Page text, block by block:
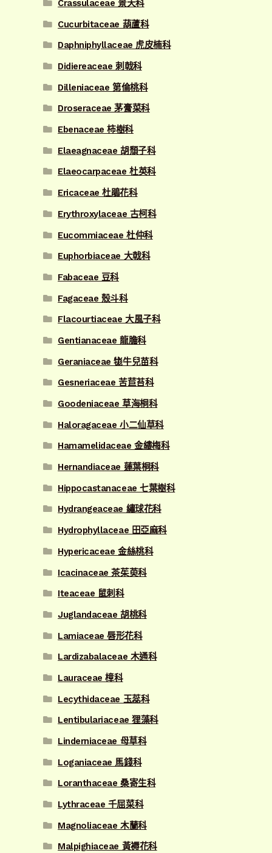
Crassulaceae 景天科
Cucurbitaceae 葫蘆科
Daphniphyllaceae 虎皮楠科
Didiereaceae 刺戟科
Dilleniaceae 第倫桃科
Droseraceae 茅膏菜科
Ebenaceae 柿樹科
Elaeagnaceae 胡頹子科
Elaeocarpaceae 杜英科
Ericaceae 杜鵑花科
Erythroxylaceae 古柯科
Eucommiaceae 杜仲科
Euphorbiaceae 大戟科
Fabaceae 豆科
Fagaceae 殼斗科
Flacourtiaceae 大風子科
Gentianaceae 龍膽科
Geraniaceae 牻牛兒苗科
Gesneriaceae 苦苣苔科
Goodeniaceae 草海桐科
Haloragaceae 小二仙草科
Hamamelidaceae 金縷梅科
Hernandiaceae 蓮葉桐科
Hippocastanaceae 七葉樹科
Hydrangeaceae 繡球花科
Hydrophyllaceae 田亞麻科
Hypericaceae 金絲桃科
Icacinaceae 茶茱萸科
Iteaceae 鼠刺科
Juglandaceae 胡桃科
Lamiaceae 唇形花科
Lardizabalaceae 木通科
Lauraceae 樟科
Lecythidaceae 玉蕊科
Lentibulariaceae 狸藻科
Linderniaceae 母草科
Loganiaceae 馬錢科
Loranthaceae 桑寄生科
Lythraceae 千屈菜科
Magnoliaceae 木蘭科
Malpighiaceae 黃褥花科